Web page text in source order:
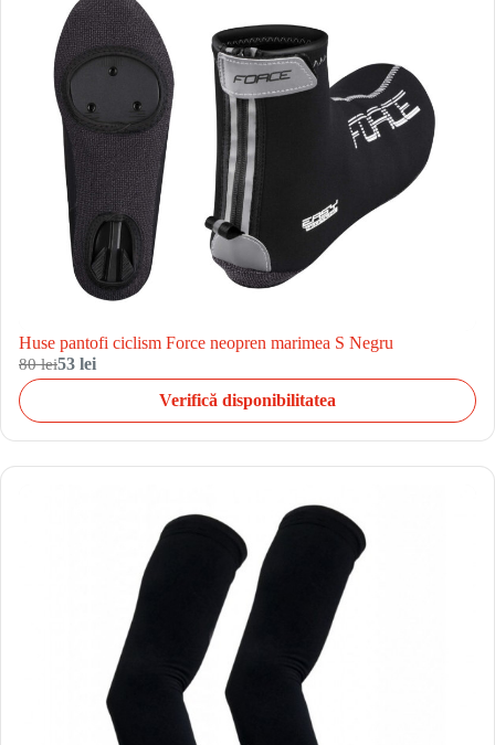
Huse pantofi ciclism Force neopren marimea S Negru
80 lei53 lei
Verifică disponibilitatea